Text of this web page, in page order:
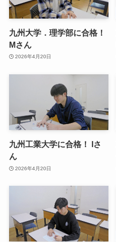
九州大学．理学部に合格！
Mさん
2026年4月20日
九州工業大学に合格！ Iさ
ん
2026年4月20日